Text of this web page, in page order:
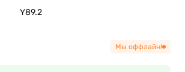
Y89.2
Мы оффлайн!